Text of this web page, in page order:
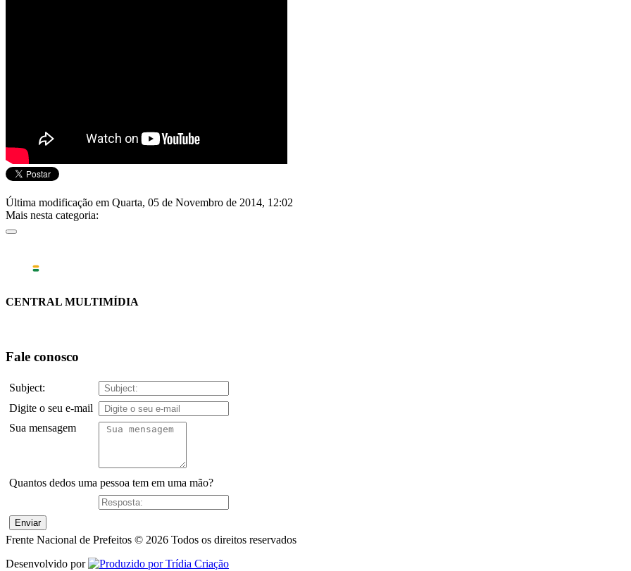
Última modificação em Quarta, 05 de Novembro de 2014, 12:02
Mais nesta categoria:
CENTRAL MULTIMÍDIA
Fale conosco
Subject:
Digite o seu e-mail
Sua mensagem
Quantos dedos uma pessoa tem em uma mão?
Frente Nacional de Prefeitos © 2026 Todos os direitos reservados
Desenvolvido por